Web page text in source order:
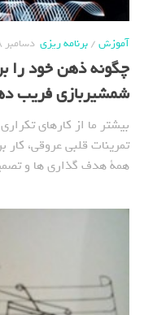
آموزش/برنامه ریزی دسامبر 8, 2024
چگونه ذهن خود را
شمشیربازی فریب دهیم
بیشتر ما از کارهای
تمرینات قلبی عروقی، کار
همة هدف گذاری ها و